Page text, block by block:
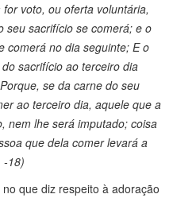
voto, ou oferta voluntária,
seu sacrifício se comerá; e o
comerá no dia seguinte; E o
sacrifício ao terceiro dia
se da carne do seu
ao terceiro dia, aquele que a
nem lhe será imputado; coisa
que dela comer levará a
-18)
que diz respeito à adoração